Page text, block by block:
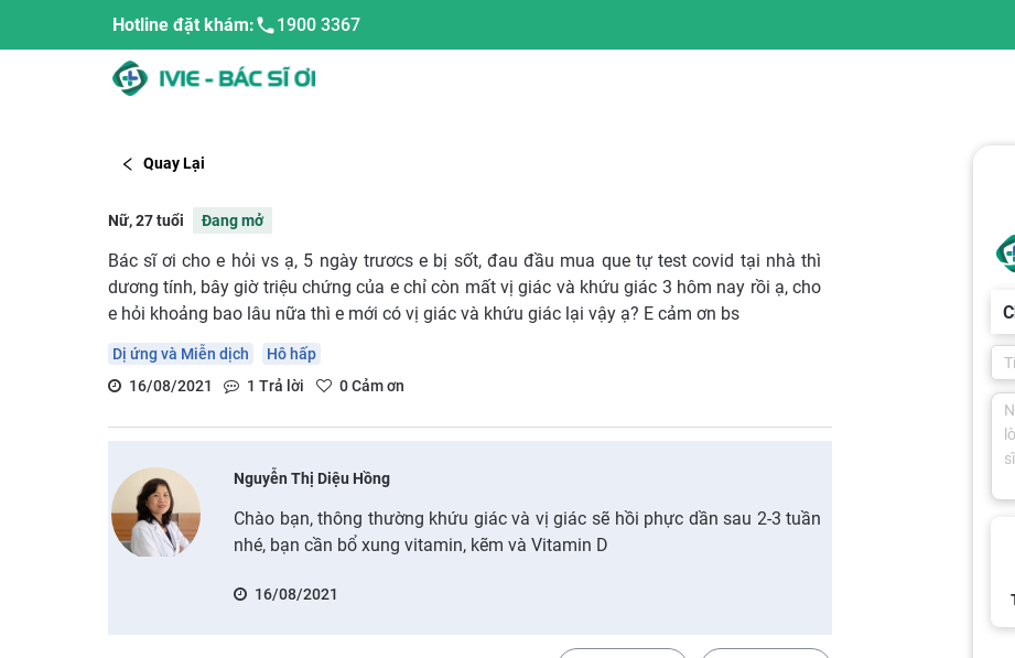
Hotline đặt khám: 1900 3367
Quay Lại
Nữ, 27 tuổi Đang mở
Bác sĩ ơi cho e hỏi vs ạ, 5 ngày trươcs e bị sốt, đau đầu mua que tự test covid tại nhà thì
dương tính, bây giờ triệu chứng của e chỉ còn mất vị giác và khứu giác 3 hôm nay rồi ạ, cho
e hỏi khoảng bao lâu nữa thì e mới có vị giác và khứu giác lại vậy ạ? E cảm ơn bs
Dị ứng và Miễn dịch
Hô hấp
16/08/2021
1 Trả lời 0Cảm ơn
Nguyễn Thị Diệu Hồng
Chào bạn, thông thường khứu giác và vị giác sẽ hồi phực dần sau 2-3 tuần
nhé, bạn cần bổ xung vitamin, kẽm và Vitamin D
16/08/2021